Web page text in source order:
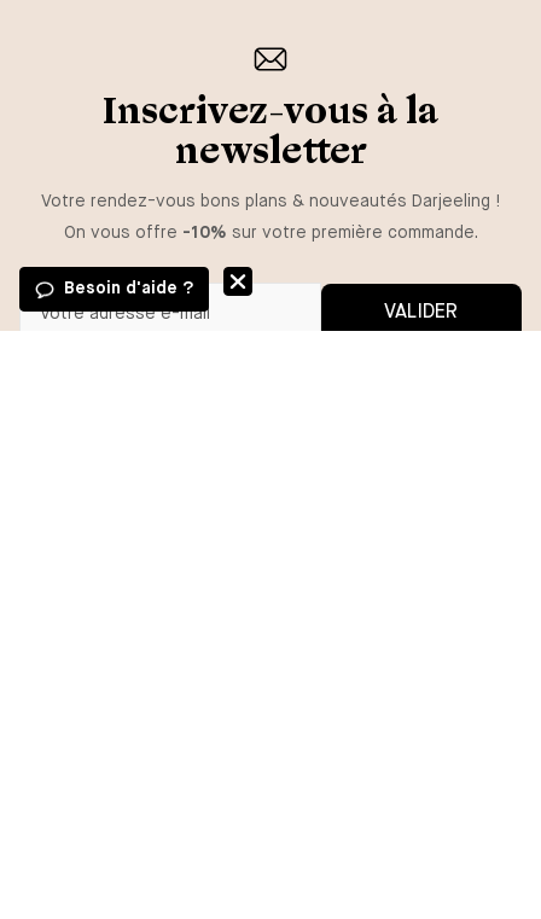
Inscrivez-vous à la
newsletter
Votre rendez-vous bons plans & nouveautés Darjeeling !
On vous offre -10% sur votre première commande.
VALIDER
Besoin d'aide ?